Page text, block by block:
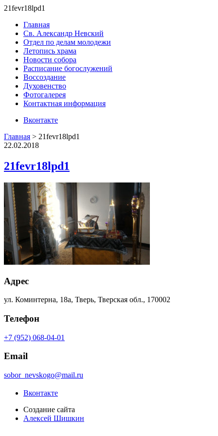
21fevr18lpd1
Главная
Св. Александр Невский
Отдел по делам молодежи
Летопись храма
Новости собора
Расписание богослужений
Воссоздание
Духовенство
Фотогалерея
Контактная информация
Вконтакте
Главная > 21fevr18lpd1
22.02.2018
21fevr18lpd1
Адрес
ул. Коминтерна, 18а, Тверь, Тверская обл., 170002
Телефон
+7 (952) 068-04-01
Email
sobor_nevskogo@mail.ru
Вконтакте
Создание сайта
Алексей Шишкин